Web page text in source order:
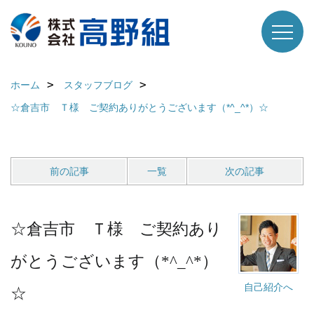
ホーム
スタッフブログ
☆倉吉市 Ｔ様 ご契約ありがとうございます（*^_^*）☆
前の記事 一覧 次の記事
自己紹介へ
☆倉吉市 Ｔ様 ご契約あり
がとうございます（*^_^*）
☆